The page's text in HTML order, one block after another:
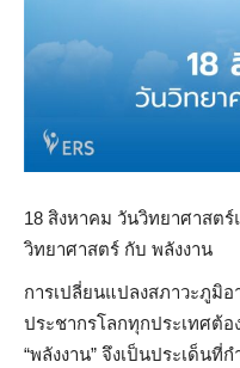
18 สิงหาคม วันวิทยาศาสตร์
วิทยาศาสตร์ กับ พลังงาน
การเปลี่ยนแปลงสภาวะภูมิอ
ประชากรโลกทุกประเทศต้
“พลังงาน” จึงเป็นประเด็นที่